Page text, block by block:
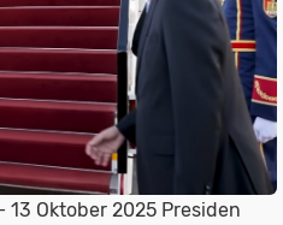
13 Oktober 2025 Presiden